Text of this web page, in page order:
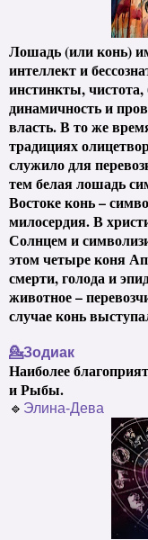
Лошадь (или конь)
интеллект и
инстинкты, чистота,
динамичность и
власть. В то же
традициях
служило для
тем белая лошадь
Востоке конь –
милосердия. В
Солнцем и
этом четыре коня
смерти, голода и
животное –
случае конь
💁Зодиак
Наиболее
и Рыбы.
🔹 Элина-Дева